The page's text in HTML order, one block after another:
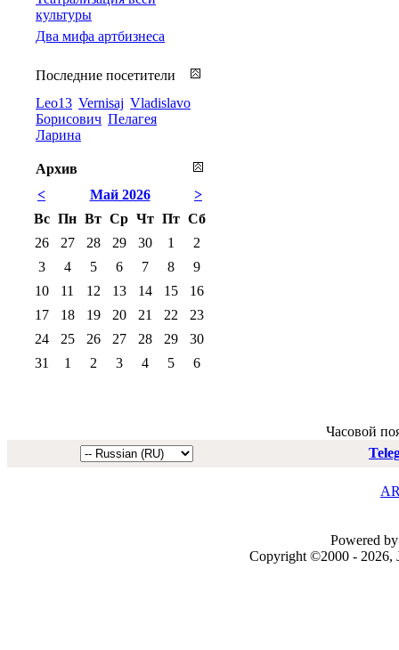
культуры
Два мифа артбизнеса
Последние посетители
Leo13 Vernisaj Vladislavo
Борисович Пелагея
Ларина
Архив
<
>
Май 2026
Вс Пн Вт Ср Чт Пт Сб
26
27 28 29 30 1
2
3
4 5 6 7 8
9
10
11 12 13 14 15
16
17
18 19 20 21 22
23
24
25 26 27 28 29
30
31
1 2 3 4 5 6
Часовой
Powered
Copyright ©2000 - 2026,